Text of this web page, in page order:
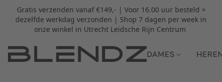
Gratis verzenden vanaf €149,- | Voor 16.00 uur besteld =
dezelfde werkdag verzonden | Shop 7 dagen per week in
onze winkel in Utrecht Leidsche Rijn Centrum
DAMES